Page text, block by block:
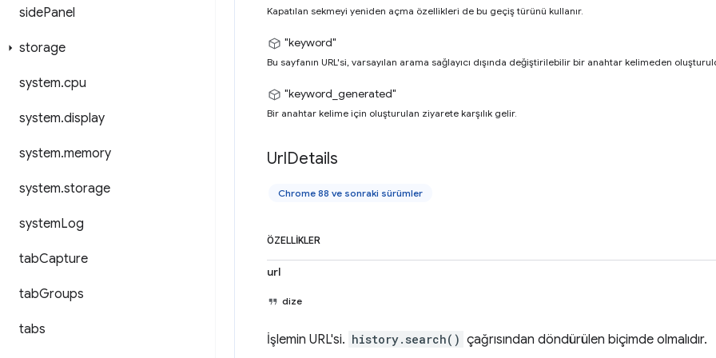
sidePanel
storage
system.cpu
system.display
system.memory
system.storage
systemLog
tabCapture
tabGroups
tabs
Kapatılan sekmeyi yeniden açma özellikleri de bu geçiş türünü kullanır.
"keyword"
Bu sayfanın URL'si, varsayılan arama sağlayıcı dışında değiştirilebilir bir anahtar kelimeden
"keyword_generated"
Bir anahtar kelime için oluşturulan ziyarete karşılık gelir.
UrlDetails
Chrome 88 ve sonraki sürümler
ÖZELLIKLER
url
dize
İşlemin URL'si. history.search() çağrısından döndürülen biçimde olmalıdır.